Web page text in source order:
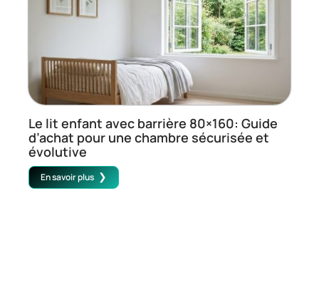
Le lit enfant avec barrière 80×160: Guide
d’achat pour une chambre sécurisée et
évolutive
En savoir plus